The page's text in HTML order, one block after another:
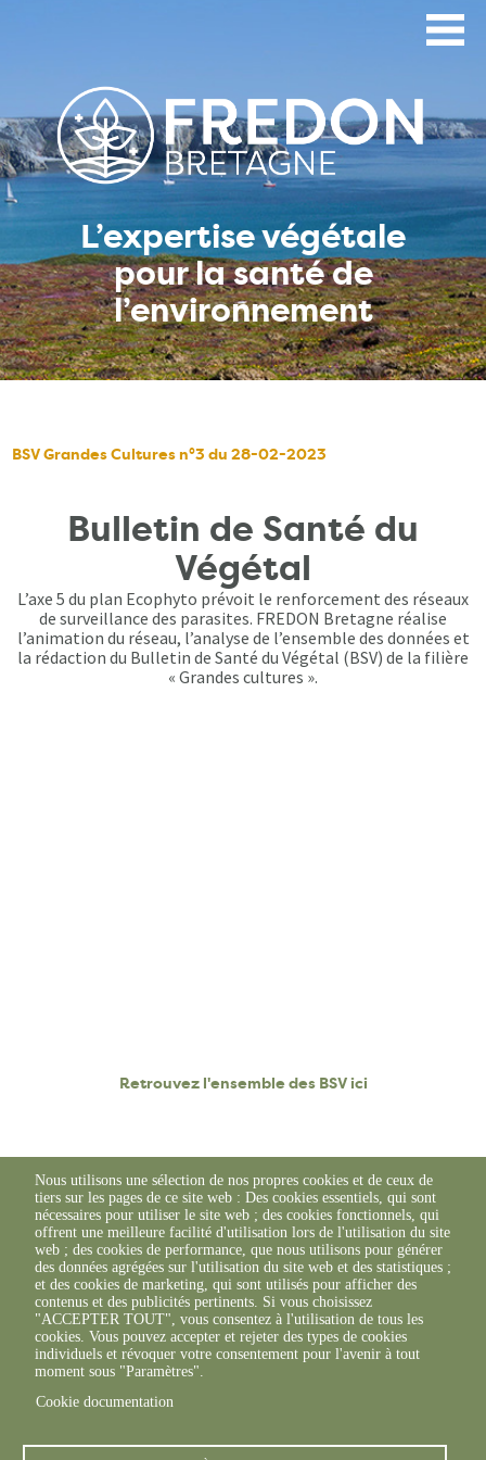
L’expertise végétale
pour la santé de
l’environnement
BSV Grandes Cultures n°3 du 28-02-2023
Bulletin de Santé du
Végétal
L’axe 5 du plan Ecophyto prévoit le renforcement des réseaux
de surveillance des parasites. FREDON Bretagne réalise
l’animation du réseau, l’analyse de l’ensemble des données et
la rédaction du Bulletin de Santé du Végétal (BSV) de la filière
« Grandes cultures ».
Retrouvez l'ensemble des BSV ici
Nous utilisons une sélection de nos propres cookies et de ceux de
tiers sur les pages de ce site web : Des cookies essentiels, qui sont
nécessaires pour utiliser le site web ; des cookies fonctionnels, qui
offrent une meilleure facilité d'utilisation lors de l'utilisation du site
web ; des cookies de performance, que nous utilisons pour générer
des données agrégées sur l'utilisation du site web et des statistiques ;
et des cookies de marketing, qui sont utilisés pour afficher des
contenus et des publicités pertinents. Si vous choisissez
"ACCEPTER TOUT", vous consentez à l'utilisation de tous les
cookies. Vous pouvez accepter et rejeter des types de cookies
individuels et révoquer votre consentement pour l'avenir à tout
moment sous "Paramètres".
Cookie documentation